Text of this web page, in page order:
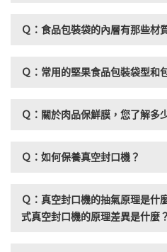
Ｑ：食品包裝袋的內層有那些材
Ｑ：常用的堅果食品包裝袋型和
Ｑ：關於肉品保鮮膜，您了解多
Ｑ：如何保養真空封口機？
Ｑ：真空封口機的抽氣原理是什
式真空封口機的原理差異是什麼？